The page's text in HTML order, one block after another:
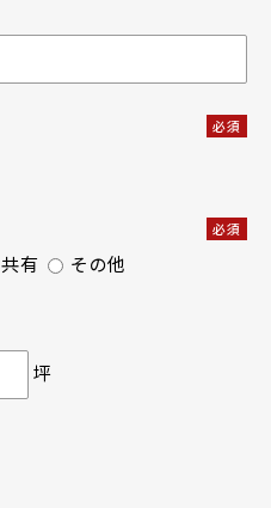
必須
必須
共有 その他
坪